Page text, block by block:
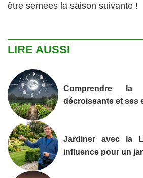
être semées la saison suivante !
LIRE AUSSI
Comprendre la
décroissante et ses
Jardiner avec la
influence pour un